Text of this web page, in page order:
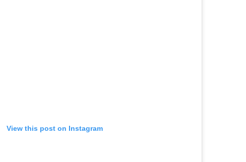
View this post on Instagram